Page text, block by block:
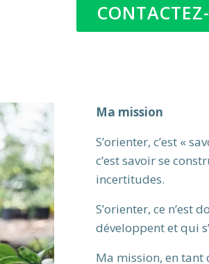
Ma mission
S’orienter, c’est «
c’est savoir se
incertitudes.
S’orienter, ce n’est
développent et qui
Ma mission, en tant